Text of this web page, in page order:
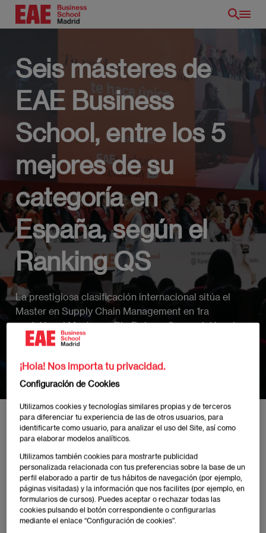
Pasar
ES
Seis másteres de
EAE Business
School, entre los 5
mejores de su
categoría en
España, según el
Ranking QS
La prestigiosa clasificación internacional sitúa el
Master en Supply Chain Management en 1ra
posición, el Master en Big Data en 3ra posición, el
Master en Finanzas en 4ta posición, el Master en
en 5ta posición en España
Inicio Noticias y Eventos EAE Madrid Seis másteres de EAE Business School,
Publicado: 25/10/2023|Actualizado: 09/07/2025
¡Hola! Nos importa tu privacidad.
Configuración de Cookies
Utilizamos cookies y tecnologías similares propias y de terceros
para diferenciar tu experiencia de las de otros usuarios, para
identificarte como usuario, para analizar el uso del Site, así como
para elaborar modelos analíticos.
Utilizamos también cookies para mostrarte publicidad
personalizada relacionada con tus preferencias sobre la base de un
perfil elaborado a partir de tus hábitos de navegación (por ejemplo,
páginas visitadas) y la información que nos facilites (por ejemplo, en
formularios de cursos). Puedes aceptar o rechazar todas las
cookies pulsando el botón correspondiente o configurarlas
mediante el enlace “Configuración de cookies”.